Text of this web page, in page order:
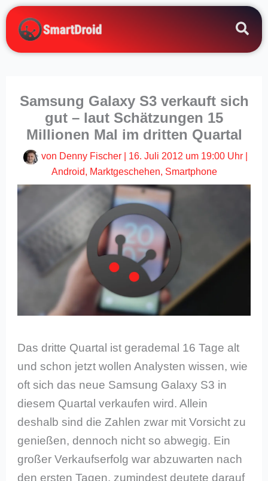
Zum
Inhalt
springen
Samsung Galaxy S3 verkauft sich
gut – laut Schätzungen 15
Millionen Mal im dritten Quartal
von Denny Fischer 16. Juli 2012 um 19:00 Uhr
Android, Marktgeschehen, Smartphone
Das dritte Quartal ist gerademal 16 Tage alt
und schon jetzt wollen Analysten wissen, wie
oft sich das neue Samsung Galaxy S3 in
diesem Quartal verkaufen wird. Allein
deshalb sind die Zahlen zwar mit Vorsicht zu
genießen, dennoch nicht so abwegig. Ein
großer Verkaufserfolg war abzuwarten nach
den ersten Tagen, zumindest deutete darauf